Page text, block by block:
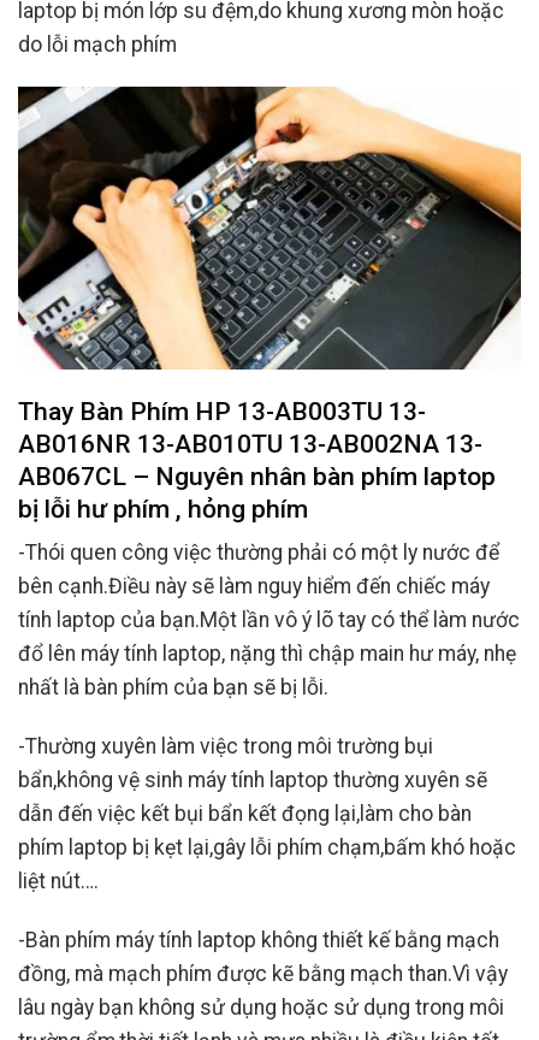
laptop bị món lớp su đệm,do khung xương mòn hoặc
do lỗi mạch phím
Thay Bàn Phím HP 13-AB003TU 13-
AB016NR 13-AB010TU 13-AB002NA 13-
AB067CL – Nguyên nhân bàn phím laptop
bị lỗi hư phím , hỏng phím
-Thói quen công việc thường phải có một ly nước để
bên cạnh.Điều này sẽ làm nguy hiểm đến chiếc máy
tính laptop của bạn.Một lần vô ý lõ tay có thể làm nước
đổ lên máy tính laptop, nặng thì chập main hư máy, nhẹ
nhất là bàn phím của bạn sẽ bị lỗi.
-Thường xuyên làm việc trong môi trường bụi
bẩn,không vệ sinh máy tính laptop thường xuyên sẽ
dẫn đến việc kết bụi bẩn kết đọng lại,làm cho bàn
phím laptop bị kẹt lại,gây lỗi phím chạm,bấm khó hoặc
liệt nút….
-Bàn phím máy tính laptop không thiết kế bằng mạch
đồng, mà mạch phím được kẽ bằng mạch than.Vì vậy
lâu ngày bạn không sử dụng hoặc sử dụng trong môi